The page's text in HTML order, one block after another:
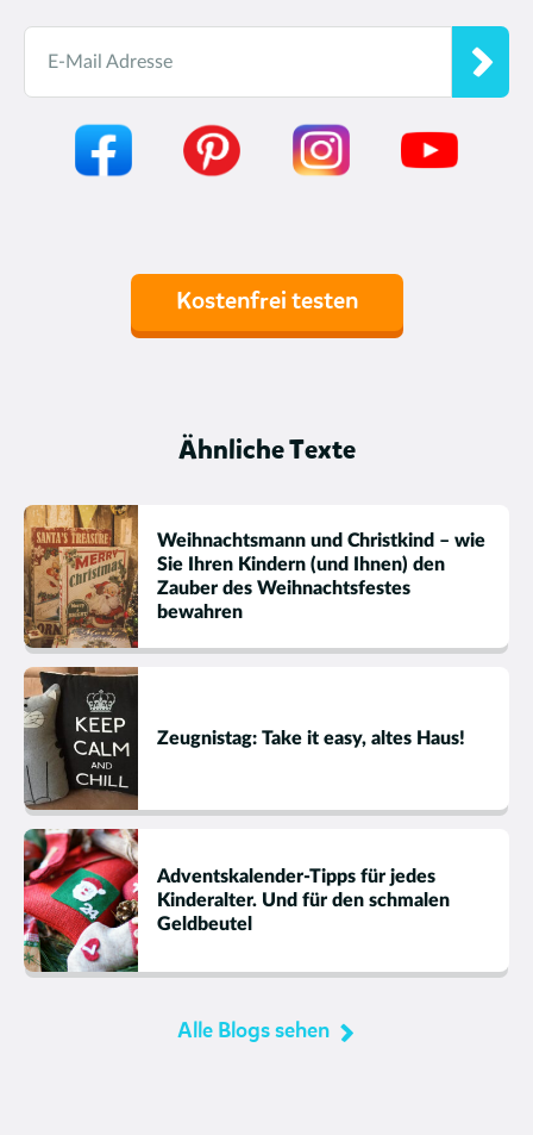
E-Mail Adresse
Kostenfrei testen
Ähnliche Texte
Weihnachtsmann und Christkind – wie
Sie Ihren Kindern (und Ihnen) den
Zauber des Weihnachtsfestes
bewahren
Zeugnistag: Take it easy, altes Haus!
Adventskalender-Tipps für jedes
Kinderalter. Und für den schmalen
Geldbeutel
Alle Blogs sehen